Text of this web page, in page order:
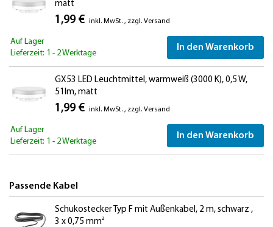
matt
1,99 € inkl. MwSt. , zzgl. Versand
Auf Lager
Lieferzeit: 1 - 2 Werktage
In den Warenkorb
GX53 LED Leuchtmittel, warmweiß (3000 K), 0,5 W,
51lm, matt
1,99 € inkl. MwSt. , zzgl. Versand
Auf Lager
Lieferzeit: 1 - 2 Werktage
In den Warenkorb
Passende Kabel
Schukostecker Typ F mit Außenkabel, 2 m, schwarz ,
3 x 0,75 mm²